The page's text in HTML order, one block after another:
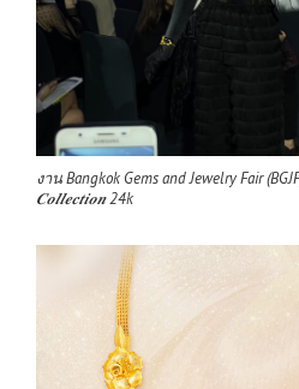
งาน Bangkok Gems and Jewelry Fair
𝑪𝒐𝒍𝒍𝒆𝒄𝒕𝒊𝒐𝒏 24k